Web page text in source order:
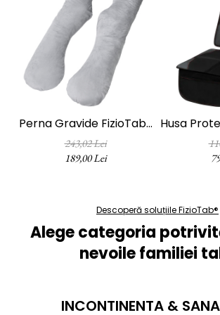
Caracteristicile Paturicii
Perna Gravide FizioTab®
Cu Husa Detasabila,
70x145 Cm, Forma Literei
243,02 Lei
189,00 Lei
Husa
Auto
Buzunare
Descoperă soluțiile FizioTab®
Alege categoria
nevoile familiei
INCONTINENTA &